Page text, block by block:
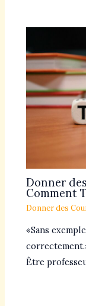
Donner
Comment
Donner des
«Sans
Être